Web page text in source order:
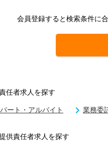
会員登録すると検索条件に
任者求人を探す
パート・アルバイト 業務委
供責任者求人を探す